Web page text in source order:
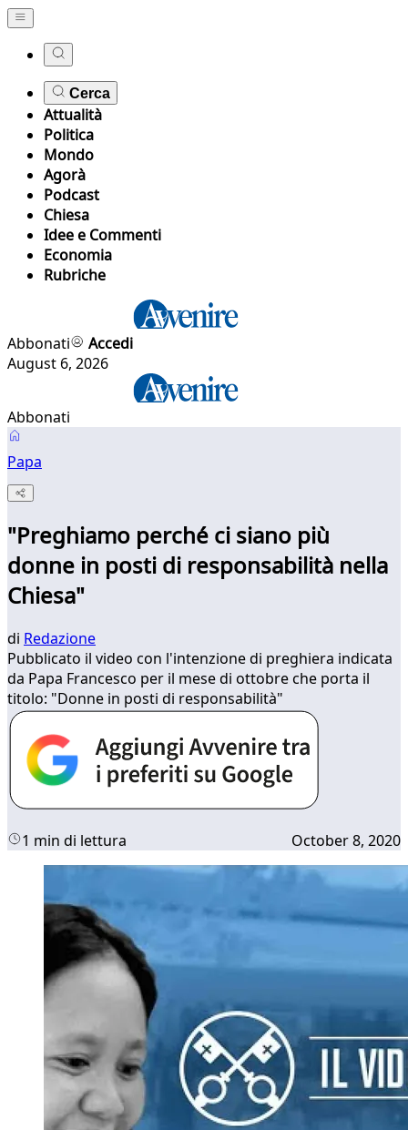
Cerca
Attualità
Politica
Mondo
Agorà
Podcast
Chiesa
Idee e Commenti
Economia
Rubriche
Abbonati
Accedi
August 6, 2026
Abbonati
Papa
"Preghiamo perché ci siano più
donne in posti di responsabilità nella
Chiesa"
di Redazione
Pubblicato il video con l'intenzione di preghiera indicata
da Papa Francesco per il mese di ottobre che porta il
titolo: "Donne in posti di responsabilità"
1 min di lettura October 8, 2020